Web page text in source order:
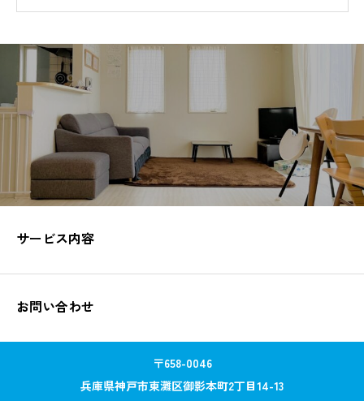
サービス内容
お問い合わせ
〒658-0046
兵庫県神戸市東灘区御影本町2丁目14-13